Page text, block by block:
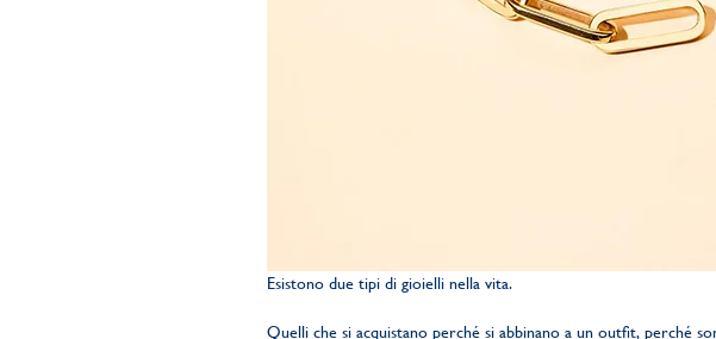
Esistono due tipi di gioielli nella vita.
Quelli che si acquistano perché si abbinano a un outfit, perché